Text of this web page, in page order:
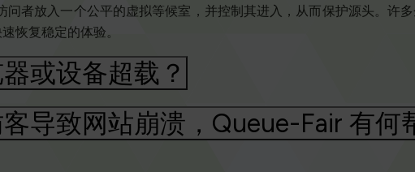
者放入一个公平的虚拟等候室，并控制其进入，从而保护源头。许
恢复稳定的体验。
或设备超载？
导致网站崩溃，Queue-Fair 有何